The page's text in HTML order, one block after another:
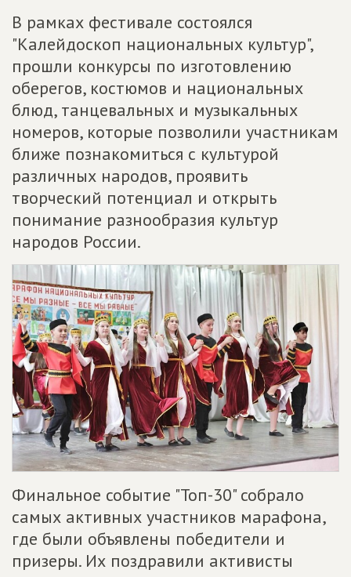
В рамках фестивале состоялся
"Калейдоскоп национальных культур",
прошли конкурсы по изготовлению
оберегов, костюмов и национальных
блюд, танцевальных и музыкальных
номеров, которые позволили участникам
ближе познакомиться с культурой
различных народов, проявить
творческий потенциал и открыть
понимание разнообразия культур
народов России.
Финальное событие "Топ-30" собрало
самых активных участников марафона,
где были объявлены победители и
призеры. Их поздравили активисты